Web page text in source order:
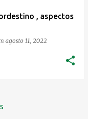
, aspectos
agosto 11, 2022